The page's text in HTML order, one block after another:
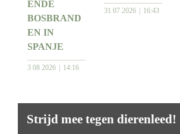
ENDE
BOSBRAND
EN IN
SPANJE
3 08 2026 14:16
31 07 2026 16:43
Strijd mee tegen dierenleed!